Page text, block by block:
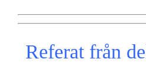
Referat från